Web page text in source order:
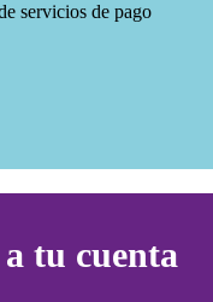
servicios de pago
tu cuenta